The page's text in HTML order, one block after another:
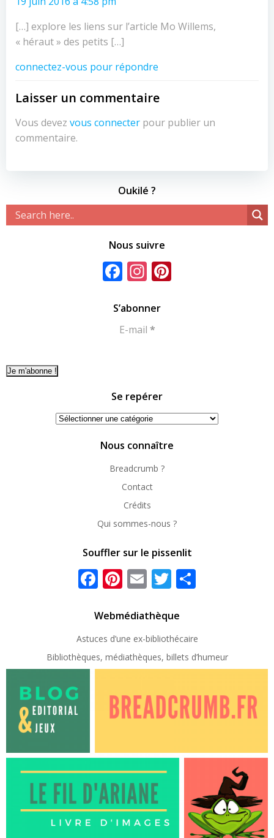
[…] explore les liens sur l’article Mo Willems,
« héraut » des petits […]
connectez-vous pour répondre
Laisser un commentaire
Vous devez vous connecter pour publier un
commentaire.
Oukilé ?
Nous suivre
Facebook
Instagram
S’abonner
E-mail *
Se repérer
Se
Nous connaître
Breadcrumb ?
Contact
Crédits
Qui sommes-nous ?
Souffler sur le pissenlit
Facebook
Pinterest
EmailTwitter
Webmédiathèque
Astuces d’une ex-bibliothécaire
Bibliothèques, médiathèques, billets d’humeur